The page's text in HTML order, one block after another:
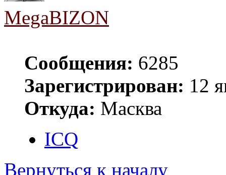
MegaBIZON
Сообщения: 6285
Зарегистрирован: 12
Откуда: Масква
ICQ
Вернуться к началу